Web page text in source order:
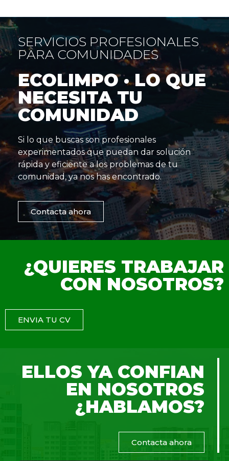
SERVICIOS PROFESIONALES
PARA COMUNIDADES
ECOLIMPO · LO QUE
NECESITA TU
COMUNIDAD
Si lo que buscas son profesionales
experimentados que puedan dar solución
rápida y eficiente a los problemas de tu
comunidad, ya nos has encontrado.
Contacta ahora
¿QUIERES TRABAJAR
CON NOSOTROS?
ENVIA TU CV
ELLOS YA CONFIAN
EN NOSOTROS
¿HABLAMOS?
Contacta ahora